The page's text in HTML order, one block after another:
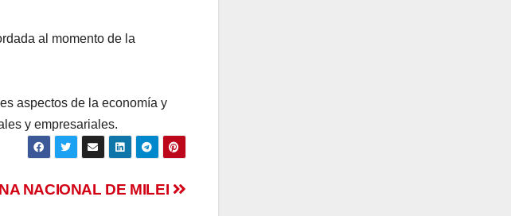
al momento de la
aspectos de la economía y
y empresariales.
NACIONAL DE MILEI